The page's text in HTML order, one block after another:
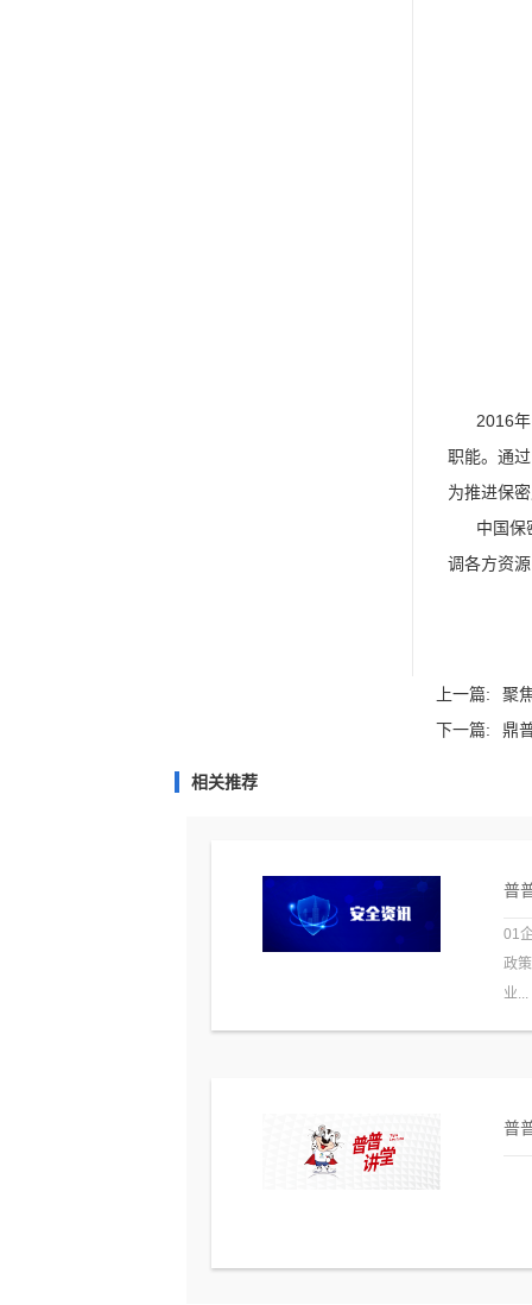
2016年
职能。通
为推进保
中国保密
调各方资
上一篇:
聚
下一篇:
鼎
相关推荐
普
01
政
业...
普